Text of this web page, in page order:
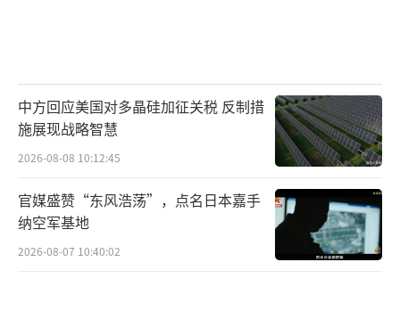
中方回应美国对多晶硅加征关税 反制措
施展现战略智慧
2026-08-08 10:12:45
官媒盛赞“东风浩荡”，点名日本嘉手
纳空军基地
2026-08-07 10:40:02